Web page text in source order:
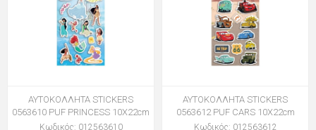
ΑΥΤΟΚΟΛΛΗΤΑ STICKERS
0563610 PUF PRINCESS 10X22cm
Κωδικός: 012563610
ΑΥΤΟΚΟΛΛΗΤΑ STICKERS
0563612 PUF CARS 10X22cm
Κωδικός: 012563612